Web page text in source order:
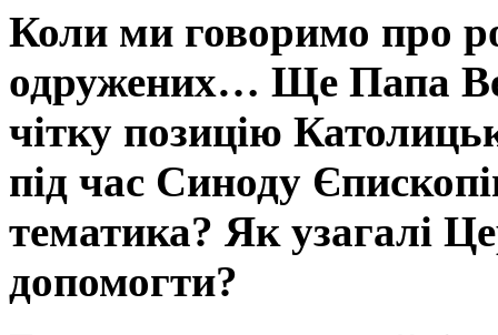
Коли ми говоримо про
одружених… Ще Папа
чітку позицію
під час Синоду
тематика? Як узагалі
допомогти?